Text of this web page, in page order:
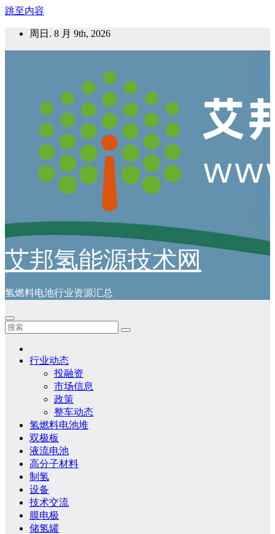
跳至内容
周日. 8 月 9th, 2026
艾邦氢能源技术网
氢燃料电池行业资源汇总
行业动态
投融资
市场信息
政策
整车动态
氢燃料电池堆
双极板
液流电池
高分子材料
制氢
设备
技术交流
膜电极
储氢罐